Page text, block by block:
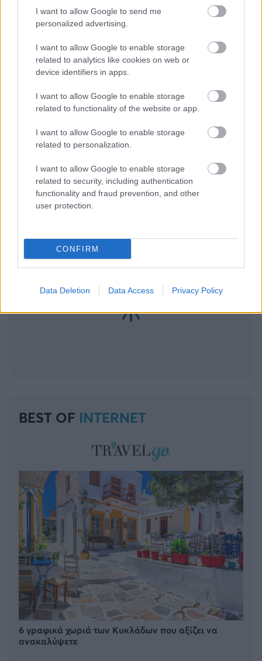
I want to allow Google to send me
personalized advertising.
I want to allow Google to enable storage
related to analytics like cookies on web or
device identifiers in apps.
I want to allow Google to enable storage
related to functionality of the website or app.
I want to allow Google to enable storage
related to personalization.
I want to allow Google to enable storage
related to security, including authentication
functionality and fraud prevention, and other
user protection.
CONFIRM
Data Deletion Data Access Privacy Policy
ΔΕΛΤΙΟ ΤΥΠΟΥ
Για να προσθέσεις το σχόλιο
σου πρέπει να συνδεθείς
στο my gazzetta!
Εγγραφή Σύνδεση
BEST OF INTERNET
6 γραφικά χωριά των Κυκλάδων που αξίζει να
ανακαλύψετε